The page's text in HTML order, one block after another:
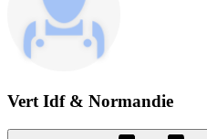
Vert Idf & Normandie